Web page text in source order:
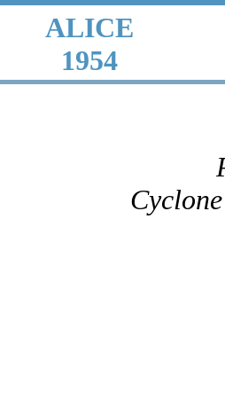
ALICE
1954